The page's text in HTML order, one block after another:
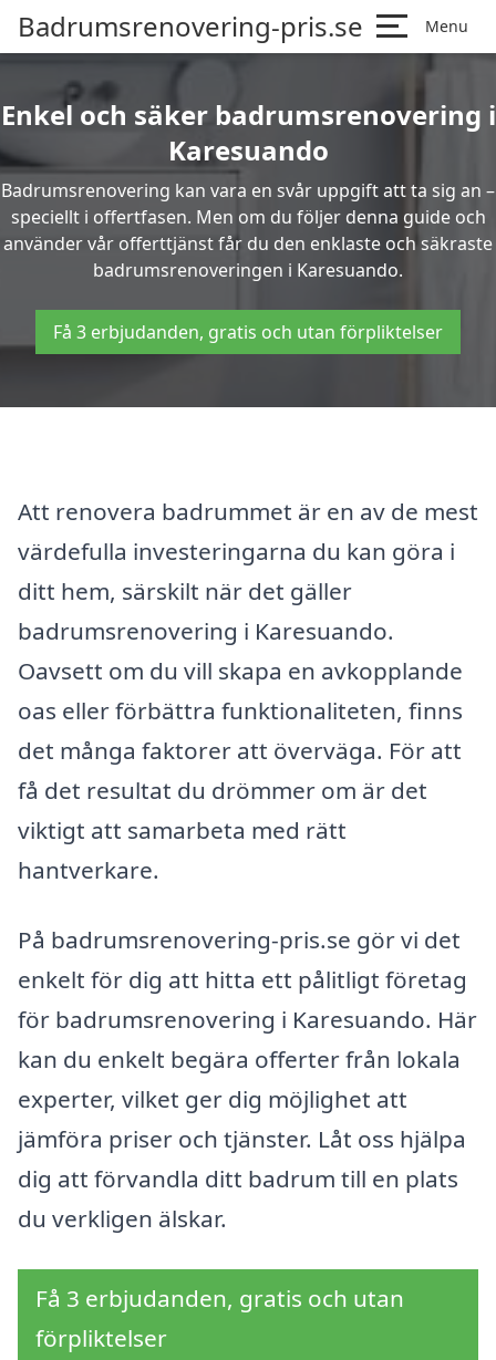
Badrumsrenovering-pris.se Menu
Enkel och säker badrumsrenovering i
Karesuando
Badrumsrenovering kan vara en svår uppgift att ta sig an –
speciellt i offertfasen. Men om du följer denna guide och
använder vår offerttjänst får du den enklaste och säkraste
badrumsrenoveringen i Karesuando.
Få 3 erbjudanden, gratis och utan förpliktelser
Att renovera badrummet är en av de mest
värdefulla investeringarna du kan göra i
ditt hem, särskilt när det gäller
badrumsrenovering i Karesuando.
Oavsett om du vill skapa en avkopplande
oas eller förbättra funktionaliteten, finns
det många faktorer att överväga. För att
få det resultat du drömmer om är det
viktigt att samarbeta med rätt
hantverkare.
På badrumsrenovering-pris.se gör vi det
enkelt för dig att hitta ett pålitligt företag
för badrumsrenovering i Karesuando. Här
kan du enkelt begära offerter från lokala
experter, vilket ger dig möjlighet att
jämföra priser och tjänster. Låt oss hjälpa
dig att förvandla ditt badrum till en plats
du verkligen älskar.
Få 3 erbjudanden, gratis och utan
förpliktelser